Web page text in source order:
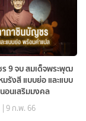
9 จบ สมเด็จพระพุฒ
อ และแบบ
อนเสริมมงคล
| 9 ก.พ. 66